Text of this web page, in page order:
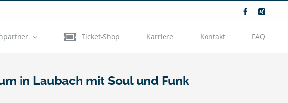
Facebook
Xing
Ticket-Shop Karriere Kontakt FAQ
in Laubach mit Soul und Funk